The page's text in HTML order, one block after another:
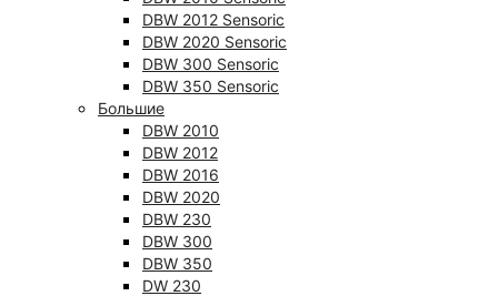
DBW 2012 Sensoric
DBW 2020 Sensoric
DBW 300 Sensoric
DBW 350 Sensoric
Большие
DBW 2010
DBW 2012
DBW 2016
DBW 2020
DBW 230
DBW 300
DBW 350
DW 230